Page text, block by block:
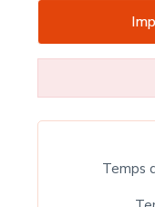
Temps